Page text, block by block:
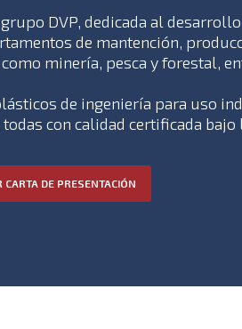
DVP, dedicada al
de mantención,
minería, pesca y forestal,
de ingeniería para uso
con calidad certificada bajo
CARTA DE PRESENTACIÓN